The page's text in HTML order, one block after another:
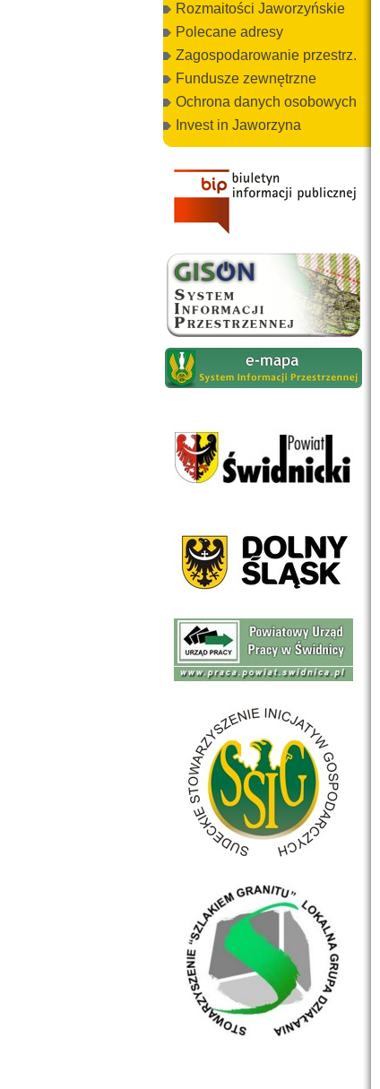
Rozmaitości Jaworzyńskie
Polecane adresy
Zagospodarowanie przestrz.
Fundusze zewnętrzne
Ochrona danych osobowych
Invest in Jaworzyna